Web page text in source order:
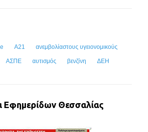
Α21 ανεμβολίαστους υγειονομικούς
ΑΣΠΕ αυτισμός βενζίνη ΔΕΗ
Εφημερίδων Θεσσαλίας